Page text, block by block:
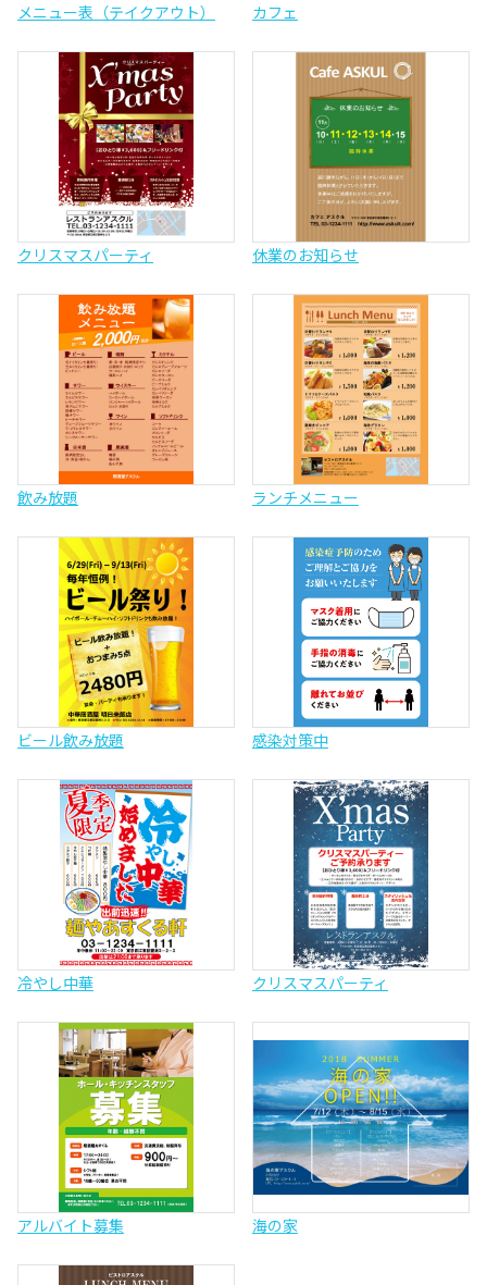
メニュー表（テイクアウト） カフェ
クリスマスパーティ 休業のお知らせ
飲み放題 ランチメニュー
ビール飲み放題 感染対策中
冷やし中華 クリスマスパーティ
アルバイト募集 海の家